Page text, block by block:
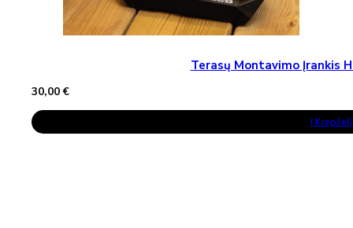
Terasų Montavimo Įrankis
30,00€
Į Krepšelį